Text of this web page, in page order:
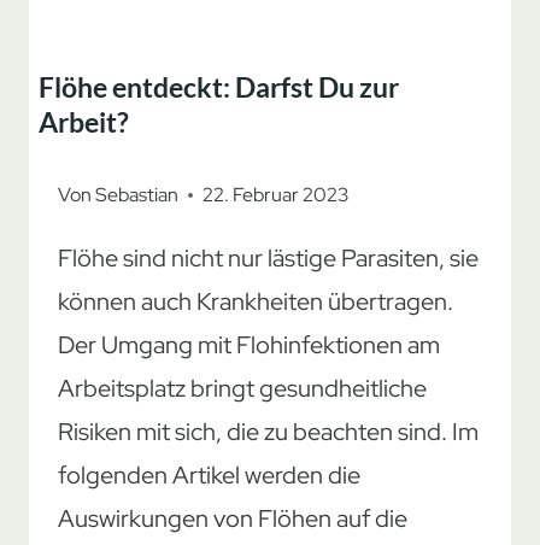
Flöhe entdeckt: Darfst Du zur
Arbeit?
VonSebastian 22. Februar 2023
Flöhe sind nicht nur lästige Parasiten, sie
können auch Krankheiten übertragen.
Der Umgang mit Flohinfektionen am
Arbeitsplatz bringt gesundheitliche
Risiken mit sich, die zu beachten sind. Im
folgenden Artikel werden die
Auswirkungen von Flöhen auf die